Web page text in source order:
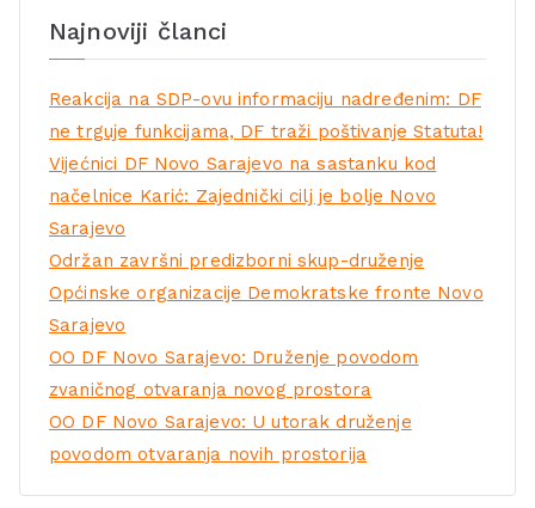
Najnoviji članci
Reakcija na SDP-ovu informaciju nadređenim: DF
ne trguje funkcijama, DF traži poštivanje Statuta!
Vijećnici DF Novo Sarajevo na sastanku kod
načelnice Karić: Zajednički cilj je bolje Novo
Sarajevo
Održan završni predizborni skup-druženje
Općinske organizacije Demokratske fronte Novo
Sarajevo
OO DF Novo Sarajevo: Druženje povodom
zvaničnog otvaranja novog prostora
OO DF Novo Sarajevo: U utorak druženje
povodom otvaranja novih prostorija